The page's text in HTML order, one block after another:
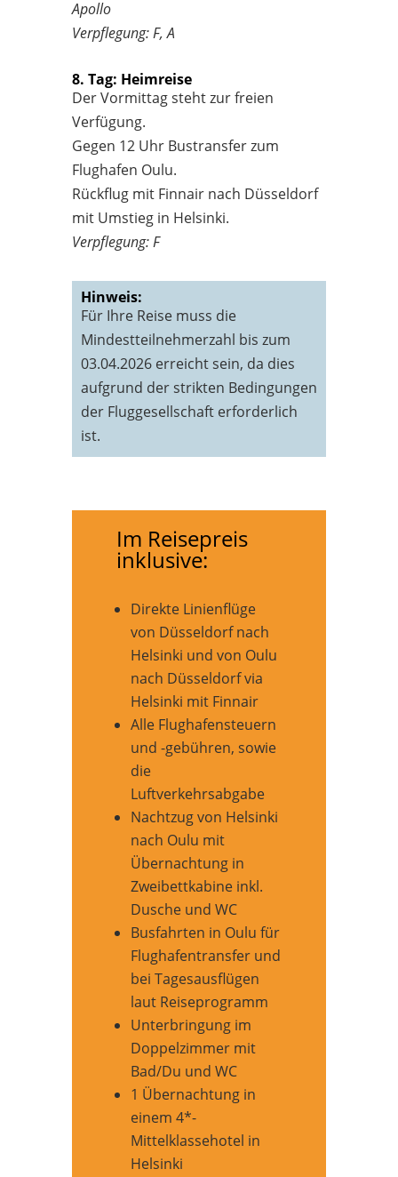
Apollo
Verpflegung: F, A
8. Tag: Heimreise
Der Vormittag steht zur freien
Verfügung.
Gegen 12 Uhr Bustransfer zum
Flughafen Oulu.
Rückflug mit Finnair nach Düsseldorf
mit Umstieg in Helsinki.
Verpflegung: F
Hinweis:
Für Ihre Reise muss die
Mindestteilnehmerzahl bis zum
03.04.2026 erreicht sein, da dies
aufgrund der strikten Bedingungen
der Fluggesellschaft erforderlich
ist.
Im Reisepreis
inklusive:
Direkte Linienflüge
von Düsseldorf nach
Helsinki und von Oulu
nach Düsseldorf via
Helsinki mit Finnair
Alle Flughafensteuern
und -gebühren, sowie
die
Luftverkehrsabgabe
Nachtzug von Helsinki
nach Oulu mit
Übernachtung in
Zweibettkabine inkl.
Dusche und WC
Busfahrten in Oulu für
Flughafentransfer und
bei Tagesausflügen
laut Reiseprogramm
Unterbringung im
Doppelzimmer mit
Bad/Du und WC
1 Übernachtung in
einem 4*-
Mittelklassehotel in
Helsinki